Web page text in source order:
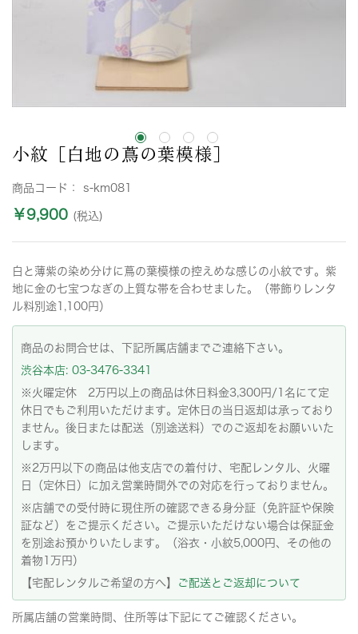
小紋［白地の蔦の葉模様］
商品コード： s-km081
￥9,900 (税込)
白と薄紫の染め分けに蔦の葉模様の控えめな感じの小紋です。紫
地に金の七宝つなぎの上質な帯を合わせました。（帯飾りレンタ
ル料別途1,100円）
商品のお問合せは、下記所属店舗までご連絡下さい。
渋谷本店: 03-3476-3341
※火曜定休 2万円以上の商品は休日料金3,300円/1名にて定
休日でもご利用いただけます。定休日の当日返却は承っており
ません。後日または配送（別途送料）でのご返却をお願いいた
します。
※2万円以下の商品は他支店での着付け、宅配レンタル、火曜
日（定休日）に加え営業時間外での対応を行っておりません。
※店舗での受付時に現住所の確認できる身分証（免許証や保険
証など）をご提示ください。ご提示いただけない場合は保証金
を別途お預かりいたします。（浴衣・小紋5,000円、その他の
着物1万円）
【宅配レンタルご希望の方へ】
ご配送とご返却について
所属店舗の営業時間、住所等は下記にてご確認ください。